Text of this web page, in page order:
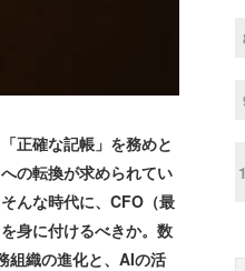
正確な記帳」を務めと
の転換が求められてい
んな時代に、CFO（最
身に付けるべきか。数
組織の進化と、AIの活